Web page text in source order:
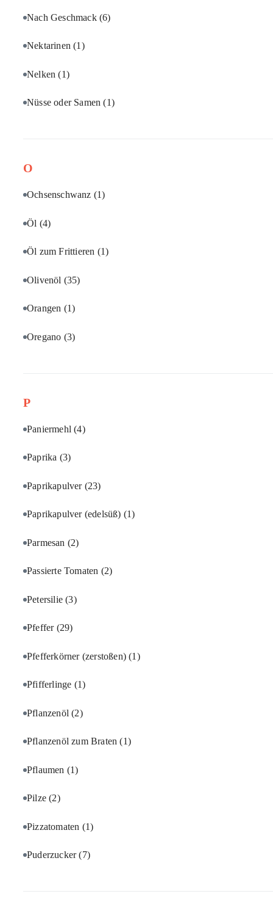
Nach Geschmack (6)
Nektarinen(1)
Nelken(1)
Nüsse oder Samen(1)
O
Ochsenschwanz (1)
Öl (4)
Öl zum Frittieren (1)
Olivenöl (35)
Orangen (1)
Oregano (3)
P
Paniermehl(4)
Paprika (3)
Paprikapulver (23)
Paprikapulver (edelsüß) (1)
Parmesan (2)
Passierte Tomaten (2)
Petersilie(3)
Pfeffer (29)
Pfefferkörner (zerstoßen)(1)
Pfifferlinge (1)
Pflanzenöl(2)
Pflanzenöl zum Braten(1)
Pflaumen (1)
Pilze(2)
Pizzatomaten (1)
Puderzucker(7)